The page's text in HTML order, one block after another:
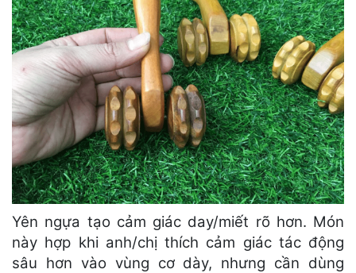
Yên ngựa tạo cảm giác day/miết rõ hơn. Món
này hợp khi anh/chị thích cảm giác tác động
sâu hơn vào vùng cơ dày, nhưng cần dùng